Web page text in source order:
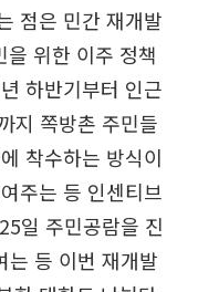
점은 민간 재개발
위한 이주 정책
하반기부터 인근
지 쪽방촌 주민들
착수하는 방식이
주는 등 인센티브
일 주민공람을 진
는 등 이번 재개발